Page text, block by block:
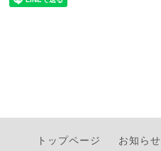
トップページ お知らせ